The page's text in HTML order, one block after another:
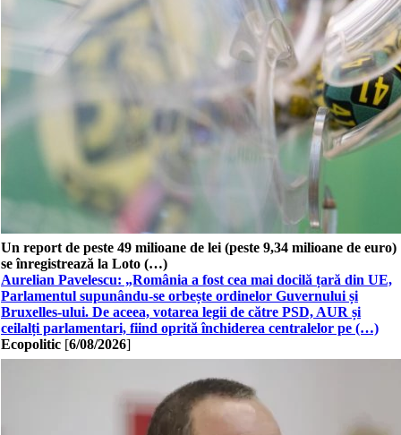
Un report de peste 49 milioane de lei (peste 9,34 milioane de euro)
se înregistrează la Loto (…)
Aurelian Pavelescu: „România a fost cea mai docilă țară din UE,
Parlamentul supunându-se orbește ordinelor Guvernului și
Bruxelles-ului. De aceea, votarea legii de către PSD, AUR și
ceilalți parlamentari, fiind oprită închiderea centralelor pe (…)
Ecopolitic [6/08/2026]